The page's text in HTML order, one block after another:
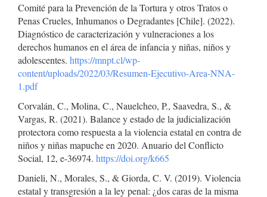
Comité para la Prevención de la Tortura y otros Tratos o
Penas Crueles, Inhumanos o Degradantes [Chile]. (2022).
Diagnóstico de caracterización y vulneraciones a los
derechos humanos en el área de infancia y niñas, niños y
adolescentes. https://mnpt.cl/wp-
content/uploads/2022/03/Resumen-Ejecutivo-Area-NNA-
1.pdf
Corvalán, C., Molina, C., Nauelcheo, P., Saavedra, S., &
Vargas, R. (2021). Balance y estado de la judicialización
protectora como respuesta a la violencia estatal en contra de
niños y niñas mapuche en 2020. Anuario del Conflicto
Social, 12, e-36974. https://doi.org/k665
Danieli, N., Morales, S., & Giorda, C. V. (2019). Violencia
estatal y transgresión a la ley penal: ¿dos caras de la misma